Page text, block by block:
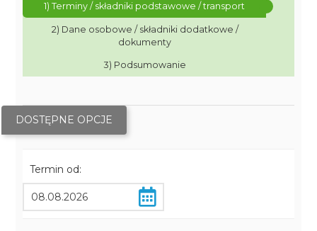
1) Terminy / składniki podstawowe / transport
2) Dane osobowe / składniki dodatkowe /
dokumenty
3) Podsumowanie
DOSTĘPNE OPCJE
Termin od: